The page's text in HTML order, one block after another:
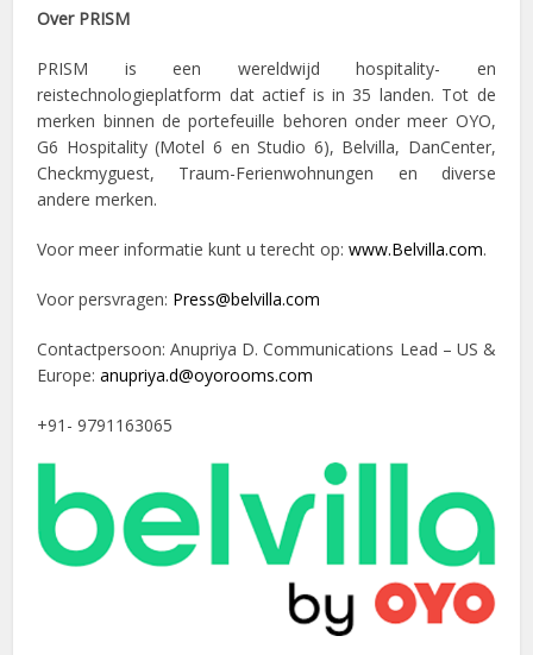
Over PRISM
PRISM is een wereldwijd hospitality- en
reistechnologieplatform dat actief is in 35 landen. Tot de
merken binnen de portefeuille behoren onder meer OYO,
G6 Hospitality (Motel 6 en Studio 6), Belvilla, DanCenter,
Checkmyguest, Traum-Ferienwohnungen en diverse
andere merken.
Voor meer informatie kunt u terecht op:www.Belvilla.com.
Voor persvragen: Press@belvilla.com
Contactpersoon: Anupriya D. Communications Lead – US &
Europe:anupriya.d@oyorooms.com
+91- 9791163065